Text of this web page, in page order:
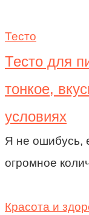
Тесто
Тесто для
тонкое,
условиях
Я не ошибусь,
огромное
Красота и